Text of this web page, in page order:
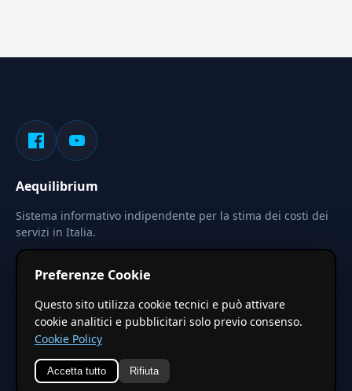
Aequilibrium
Sistema informativo indipendente per la stima dei costi dei
servizi in Italia.
Le stime pubblicate sono calcolate tramite coefficienti
territoriali regionali applicati a valori base nazionali. Non
costituiscono preventivo ufficiale.
© 2026 Aequilibrium — Un progetto di vxd.mobi
Preferenze Cookie
Questo sito utilizza cookie tecnici e può attivare
cookie analitici e pubblicitari solo previo consenso.
Cookie Policy
Accetta tutto Rifiuta